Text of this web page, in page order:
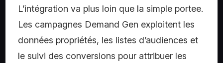
L’intégration va plus loin que la simple portee.
Les campagnes Demand Gen exploitent les
données propriétés, les listes d’audiences et
le suivi des conversions pour attribuer les